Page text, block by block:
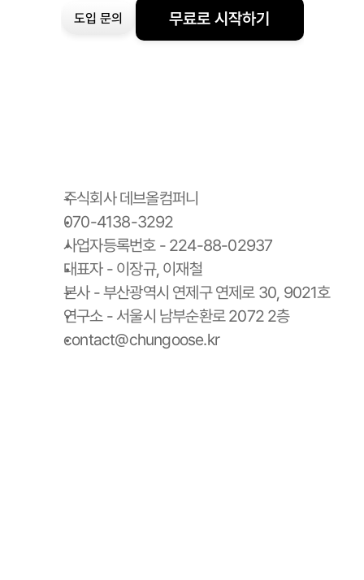
도입 문의 무료로 시작하기
주식회사 데브올컴퍼니
070-4138-3292
사업자등록번호 - 224-88-02937
대표자 - 이장규, 이재철
본사 - 부산광역시 연제구 연제로 30, 9021호
연구소 - 서울시 남부순환로 2072 2층
contact@chungoose.kr